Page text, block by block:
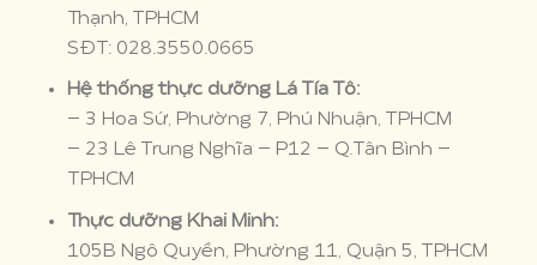
Thạnh, TPHCM
SĐT: 028.3550.0665
Hệ thống thực dưỡng Lá Tía Tô:
– 3 Hoa Sứ, Phường 7, Phú Nhuận, TPHCM
– 23 Lê Trung Nghĩa – P12 – Q.Tân Bình –
TPHCM
Thực dưỡng Khai Minh:
105B Ngô Quyền, Phường 11, Quận 5, TPHCM